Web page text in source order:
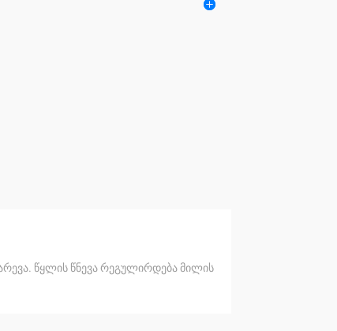
წყლის წნევა რეგულირდება მილის